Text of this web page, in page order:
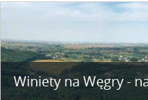
Winiety na Węgry -